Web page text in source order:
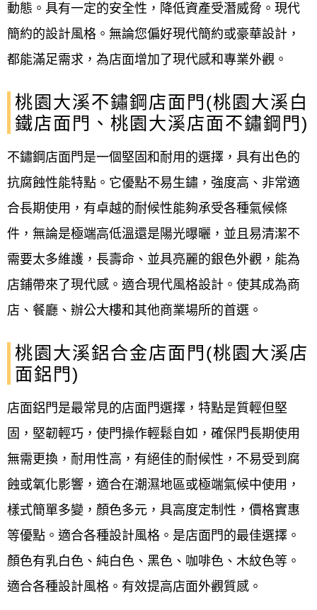
動態。具有一定的安全性，降低資產受潛威脅。現代
簡約的設計風格。無論您偏好現代簡約或豪華設計，
都能滿足需求，為店面增加了現代感和專業外觀。
桃園大溪不鏽鋼店面門(桃園大溪白
鐵店面門、桃園大溪店面不鏽鋼門)
不鏽鋼店面門是一個堅固和耐用的選擇，具有出色的
抗腐蝕性能特點。它優點不易生鏽，強度高、非常適
合長期使用，有卓越的耐候性能夠承受各種氣候條
件，無論是極端高低溫還是陽光曝曬，並且易清潔不
需要太多維護，長壽命、並具亮麗的銀色外觀，能為
店鋪帶來了現代感。適合現代風格設計。使其成為商
店、餐廳、辦公大樓和其他商業場所的首選。
桃園大溪鋁合金店面門(桃園大溪店
面鋁門)
店面鋁門是最常見的店面門選擇，特點是質輕但堅
固，堅韌輕巧，使門操作輕鬆自如，確保門長期使用
無需更換，耐用性高，有絕佳的耐候性，不易受到腐
蝕或氧化影響，適合在潮濕地區或極端氣候中使用，
樣式簡單多變，顏色多元，具高度定制性，價格實惠
等優點。適合各種設計風格。是店面門的最佳選擇。
顏色有乳白色、純白色、黑色、咖啡色、木紋色等。
適合各種設計風格。有效提高店面外觀質感。